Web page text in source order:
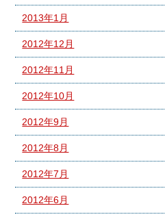
2013年1月
2012年12月
2012年11月
2012年10月
2012年9月
2012年8月
2012年7月
2012年6月